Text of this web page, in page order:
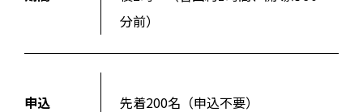
分前）
申込 先着200名（申込不要）